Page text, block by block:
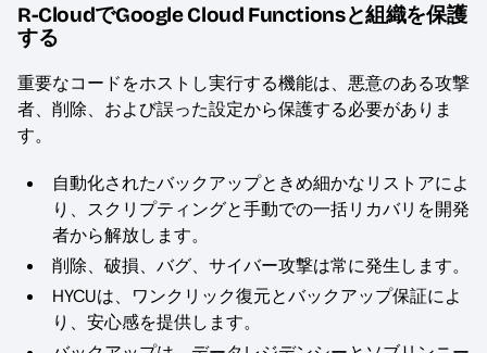
R-CloudでGoogle Cloud Functionsと組織を保護
する
重要なコードをホストし実行する機能は、悪意のある攻撃
者、削除、および誤った設定から保護する必要がありま
す。
自動化されたバックアップときめ細かなリストアによ
り、スクリプティングと手動での一括リカバリを開発
者から解放します。
削除、破損、バグ、サイバー攻撃は常に発生します。
HYCUは、ワンクリック復元とバックアップ保証によ
り、安心感を提供します。